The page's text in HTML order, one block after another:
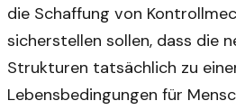
die Schaffung von
sicherstellen sollen, dass die
Strukturen tatsächlich zu
Lebensbedingungen für